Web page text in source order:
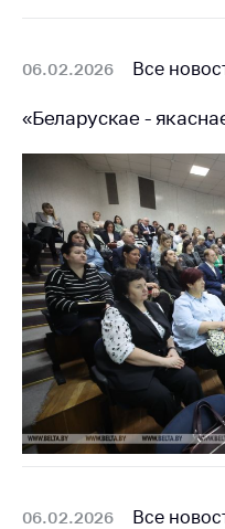
06.02.2026 Все
«Беларускае -
06.02.2026 Все